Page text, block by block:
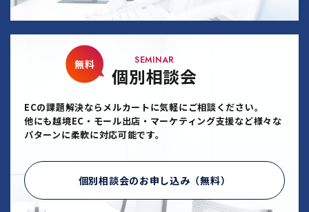
SEMINAR
個別相談会
無料
ECの課題解決ならメルカートに気軽にご相談ください。
他にも越境EC・モール出店・マーケティング支援など様々な
パターンに柔軟に対応可能です。
個別相談会のお申し込み（無料）